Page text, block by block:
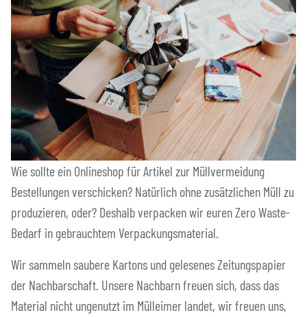
Wie sollte ein Onlineshop für Artikel zur Müllvermeidung
Bestellungen verschicken? Natürlich ohne zusätzlichen Müll zu
produzieren, oder? Deshalb verpacken wir euren Zero Waste-
Bedarf in gebrauchtem Verpackungsmaterial.
Wir sammeln saubere Kartons und gelesenes Zeitungspapier
der Nachbarschaft. Unsere Nachbarn freuen sich, dass das
Material nicht ungenutzt im Mülleimer landet, wir freuen uns,